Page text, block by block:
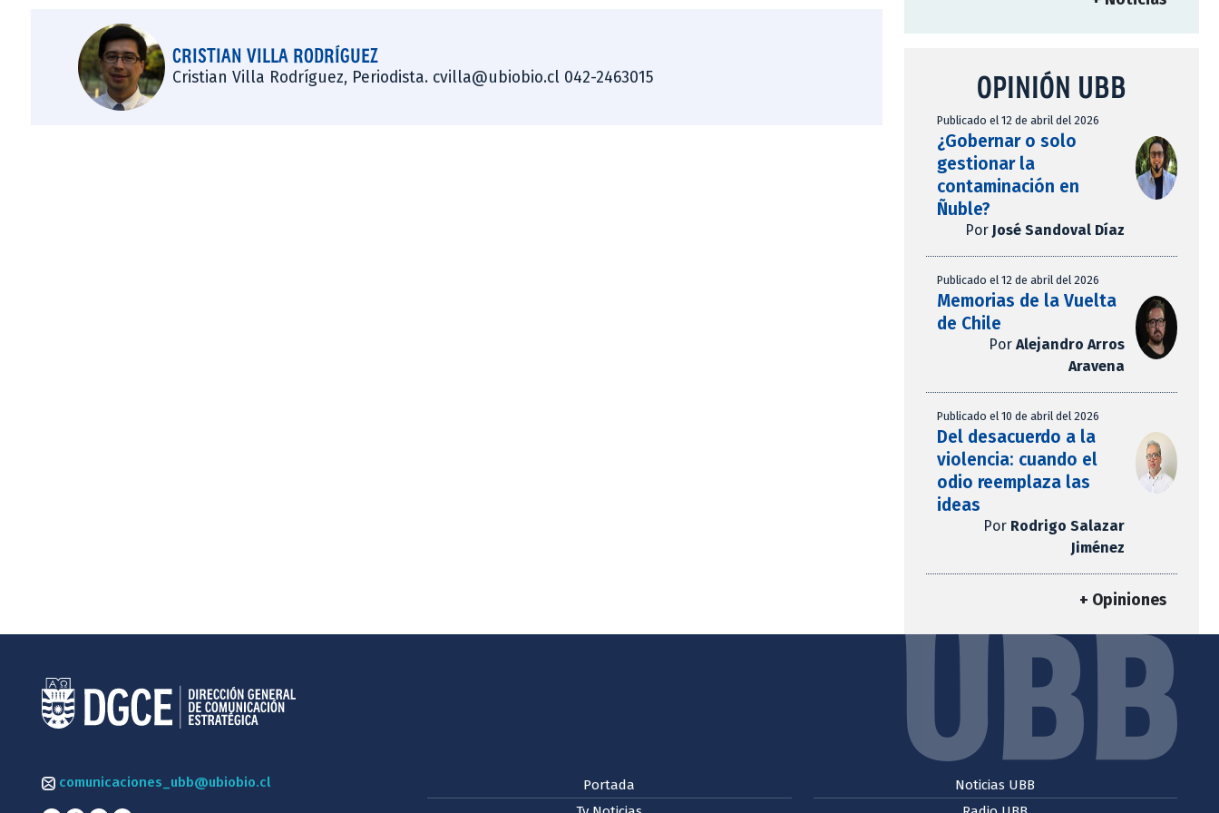
CRISTIAN VILLA RODRÍGUEZ
Cristian Villa Rodríguez, Periodista. cvilla@ubiobio.cl 042-2463015 OPINIÓN UBB
Publicado el 12 de abril del 2026
¿Gobernar o solo
gestionar la
contaminación en
Ñuble?
Por José Sandoval Díaz
Publicado el 12 de abril del 2026
Memorias de la Vuelta
de Chile
Por Alejandro Arros
Aravena
Publicado el 10 de abril del 2026
Del desacuerdo a la
violencia: cuando el
odio reemplaza las
ideas
Por Rodrigo Salazar
Jiménez
+ Opiniones
comunicaciones_ubb@ubiobio.cl
Portada
Noticias UBB